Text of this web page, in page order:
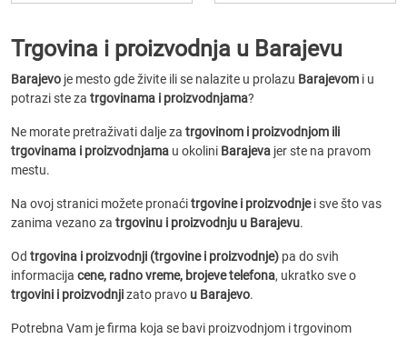
Trgovina i proizvodnja u Barajevu
Barajevo je mesto gde živite ili se nalazite u prolazu Barajevom i u
potrazi ste za trgovinama i proizvodnjama?
Ne morate pretraživati dalje za trgovinom i proizvodnjom ili
trgovinama i proizvodnjama u okolini Barajeva jer ste na pravom
mestu.
Na ovoj stranici možete pronaćitrgovine i proizvodnjei sve što vas
zanima vezano za trgovinu i proizvodnju u Barajevu.
Od trgovina i proizvodnji (trgovine i proizvodnje) pa do svih
informacija cene, radno vreme, brojeve telefona, ukratko sve o
trgovini i proizvodnjizato pravo u Barajevo.
Potrebna Vam je firma koja se bavi proizvodnjom i trgovinom